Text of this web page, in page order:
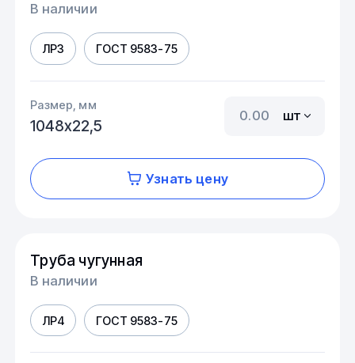
В наличии
ЛР3 ГОСТ 9583-75
Размер, мм
1048х22,5
шт
Узнать цену
Труба чугунная
В наличии
ЛР4 ГОСТ 9583-75